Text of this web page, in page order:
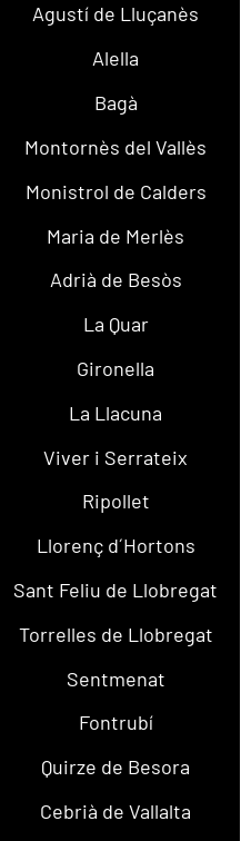
Agustí de Lluçanès
Alella
Bagà
Montornès del Vallès
Monistrol de Calders
Maria de Merlès
Adrià de Besòs
La Quar
Gironella
La Llacuna
Viver i Serrateix
Ripollet
Llorenç d´Hortons
Sant Feliu de Llobregat
Torrelles de Llobregat
Sentmenat
Fontrubí
Quirze de Besora
Cebrià de Vallalta